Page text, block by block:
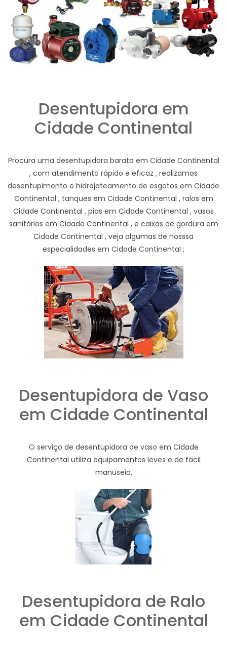
Desentupidora em
Cidade Continental
Procura uma desentupidora barata em Cidade Continental
, com atendimento rápido e eficaz , realizamos
desentupimento e hidrojateamento de esgotos em Cidade
Continental , tanques em Cidade Continental , ralos em
Cidade Continental , pias em Cidade Continental , vasos
sanitários em Cidade Continental , e caixas de gordura em
Cidade Continental , veja algumas de nosssa
especialidades em Cidade Continental ;
Desentupidora de Vaso
em Cidade Continental
O serviço de desentupidora de vaso em Cidade
Continental utiliza equipamentos leves e de fácil
manuseio.
Desentupidora de Ralo
em Cidade Continental